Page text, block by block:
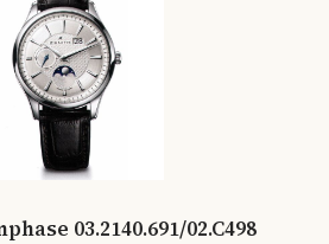
03.2140.691/02.C498